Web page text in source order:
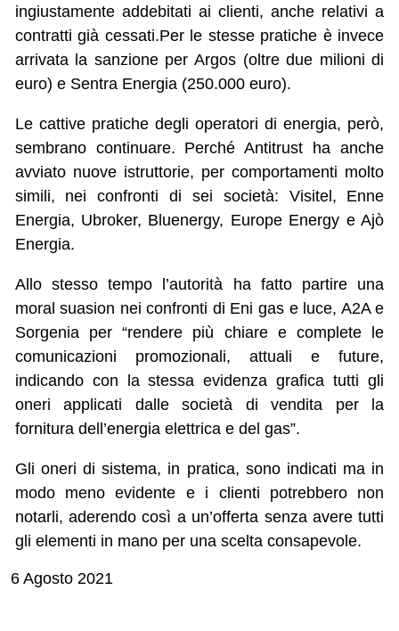
ingiustamente addebitati ai clienti, anche relativi a
contratti già cessati.Per le stesse pratiche è invece
arrivata la sanzione per Argos (oltre due milioni di
euro) e Sentra Energia (250.000 euro).
Le cattive pratiche degli operatori di energia, però,
sembrano continuare. Perché Antitrust ha anche
avviato nuove istruttorie, per comportamenti molto
simili, nei confronti di sei società: Visitel, Enne
Energia, Ubroker, Bluenergy, Europe Energy e Ajò
Energia.
Allo stesso tempo l’autorità ha fatto partire una
moral suasion nei confronti di Eni gas e luce, A2A e
Sorgenia per “rendere più chiare e complete le
comunicazioni promozionali, attuali e future,
indicando con la stessa evidenza grafica tutti gli
oneri applicati dalle società di vendita per la
fornitura dell’energia elettrica e del gas”.
Gli oneri di sistema, in pratica, sono indicati ma in
modo meno evidente e i clienti potrebbero non
notarli, aderendo così a un’offerta senza avere tutti
gli elementi in mano per una scelta consapevole.
6 Agosto 2021